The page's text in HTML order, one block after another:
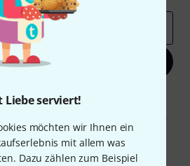
Liebe serviert!
möchten wir Ihnen ein
mit allem was
Dazu zählen zum Beispiel
anmelden
stimmen Sie dem Erhalt von E-Mail-
des E-Mail-Nutzungsverhaltens zu. Die
Weitere Informationen finden Sie in
Datenschutzhinweisen.